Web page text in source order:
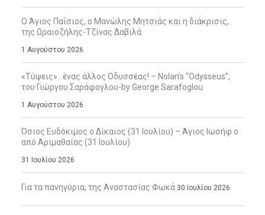
Ο Άγιος Παΐσιος, ο Μανώλης Μητσιάς και η διάκρισις,
της Ωραιοζήλης-Τζίνας Δαβιλά
1 Αυγούστου 2026
«Τύψεις»…ένας άλλος Οδυσσέας! – Nolan’s “Odysseus”,
του Γιώργου Σαράφογλου-by George Sarafoglou
1 Αυγούστου 2026
Όσιος Ευδόκιμος ο Δίκαιος (31 Ιουλίου) – Άγιος Ιωσήφ ο
από Αριμαθαίας (31 Ιουλίου)
31 Ιουλίου 2026
Για τα πανηγύρια, της Αναστασίας Φωκά 30 Ιουλίου 2026